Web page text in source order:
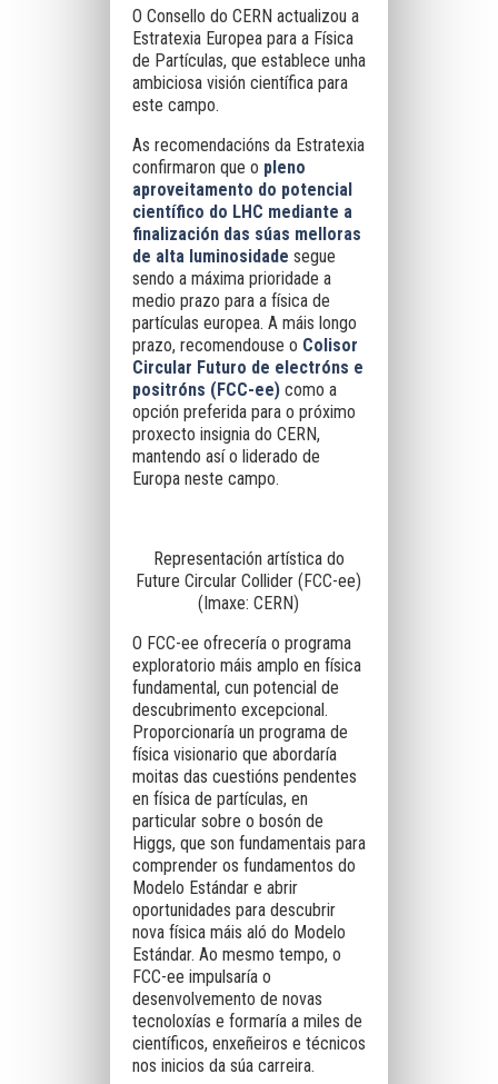
O Consello do CERN actualizou a
Estratexia Europea para a Física
de Partículas, que establece unha
ambiciosa visión científica para
este campo.
As recomendacións da Estratexia
confirmaron que o pleno
aproveitamento do potencial
científico do LHC mediante a
finalización das súas melloras
de alta luminosidade segue
sendo a máxima prioridade a
medio prazo para a física de
partículas europea. A máis longo
prazo, recomendouse o Colisor
Circular Futuro de electróns e
positróns (FCC-ee)como a
opción preferida para o próximo
proxecto insignia do CERN,
mantendo así o liderado de
Europa neste campo.
Representación artística do
Future Circular Collider (FCC-ee)
(Imaxe: CERN)
O FCC-ee ofrecería o programa
exploratorio máis amplo en física
fundamental, cun potencial de
descubrimento excepcional.
Proporcionaría un programa de
física visionario que abordaría
moitas das cuestións pendentes
en física de partículas, en
particular sobre o bosón de
Higgs, que son fundamentais para
comprender os fundamentos do
Modelo Estándar e abrir
oportunidades para descubrir
nova física máis aló do Modelo
Estándar. Ao mesmo tempo, o
FCC-ee impulsaría o
desenvolvemento de novas
tecnoloxías e formaría a miles de
científicos, enxeñeiros e técnicos
nos inicios da súa carreira.